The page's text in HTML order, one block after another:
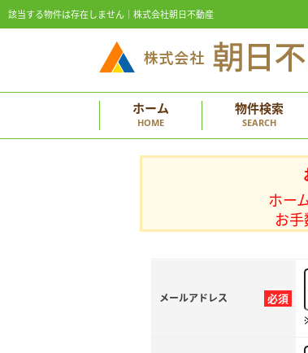
該当する物件は存在しません｜株式会社朝日不動産
ホーム
HOME
物件検索
SEARCH
ホー
お
必須
メールアドレス